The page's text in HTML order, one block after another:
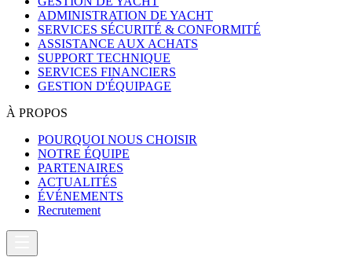
ADMINISTRATION DE YACHT
SERVICES SÉCURITÉ & CONFORMITÉ
ASSISTANCE AUX ACHATS
SUPPORT TECHNIQUE
SERVICES FINANCIERS
GESTION D'ÉQUIPAGE
À PROPOS
POURQUOI NOUS CHOISIR
NOTRE ÉQUIPE
PARTENAIRES
ACTUALITÉS
ÉVÉNEMENTS
Recrutement